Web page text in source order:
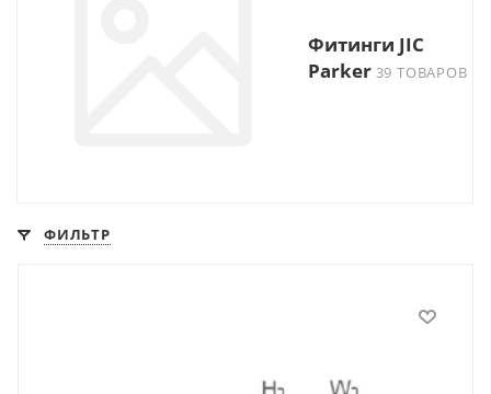
Фитинги JIC
Parker 39 ТОВАРОВ
ФИЛЬТР